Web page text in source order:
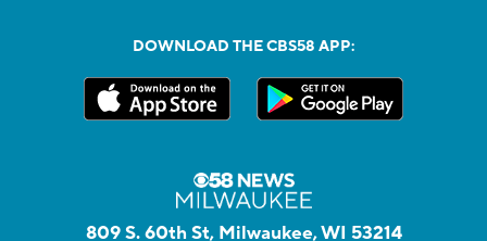
DOWNLOAD THE CBS58 APP:
809 S. 60th St, Milwaukee, WI 53214